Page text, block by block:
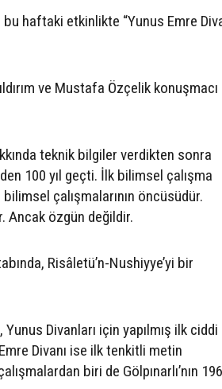
haftaki etkinlikte “Yunus Emre
ve Mustafa Özçelik konuşmacı
teknik bilgiler verdikten sonra
100 yıl geçti. İlk bilimsel çalışma
çalışmalarının öncüsüdür.
Ancak özgün değildir.
Risâletü’n-Nushiyye’yi bir
Divanları için yapılmış ilk ciddi
Emre Divanı ise ilk tenkitli metin
biri de Gölpınarlı’nın